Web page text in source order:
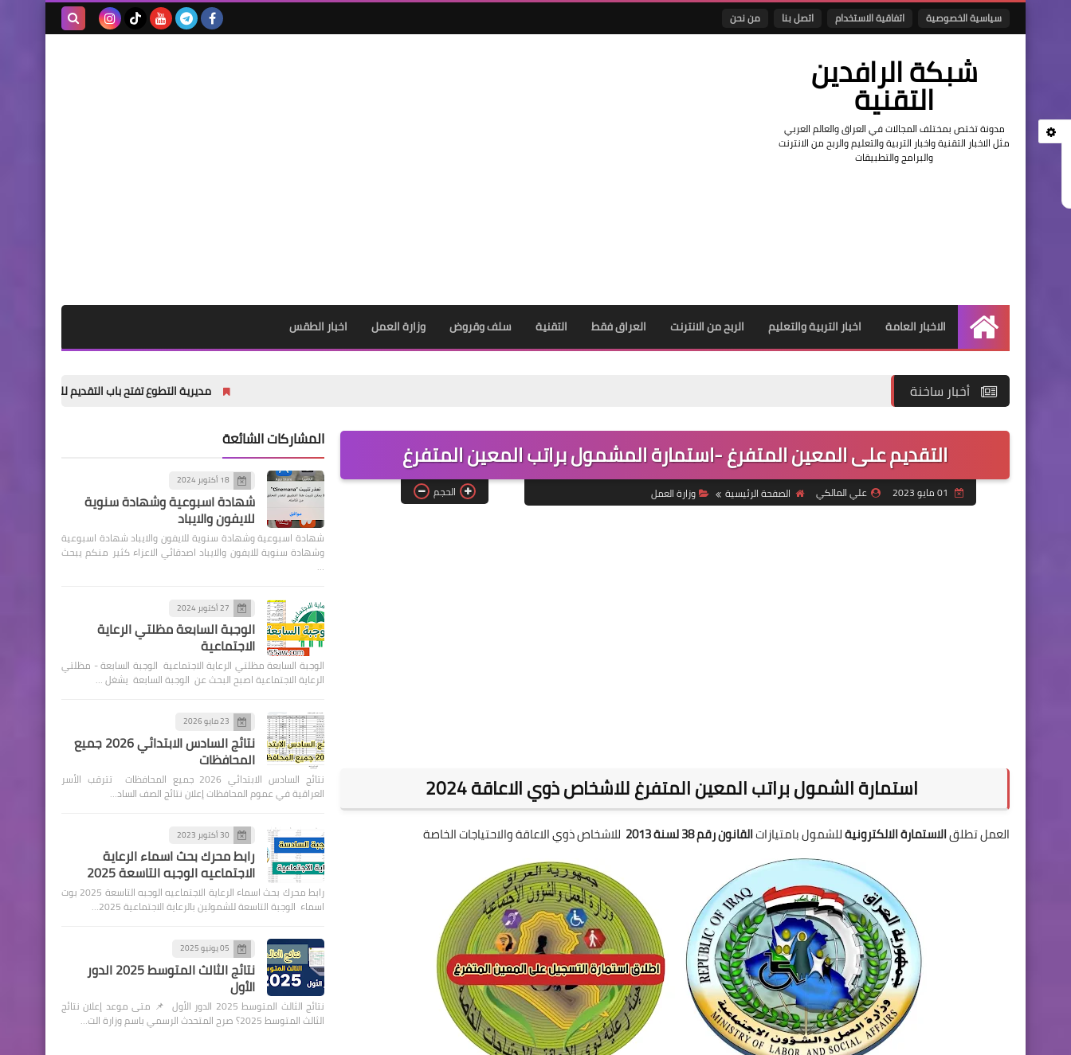
سياسية الخصوصية اتفاقية الاستخدام اتصل بنا من نحن
شبكة الرافدين
التقنية
مدونة تختص بمختلف المجالات في العراق والعالم العربي
مثل الاخبار التقنية واخبار التربية والتعليم والربح من الانترنت
والبرامج والتطبيقات
الرئيسية
الاخبار العامة اخبار التربية والتعليم الربح من الانترنت العراق فقط التقنية سلف وقروض وزارة العمل اخبار الطقس
أخبار ساخنة مديرية التطوع تفتح باب التقديم للدورة (32) للمعهد العالي للتطوير الأمني والإداري
التقديم على المعين المتفرغ -استمارة المشمول براتب المعين المتفرغ
علي المالكي الصفحة الرئيسية وزارة العمل الحجم
استمارة الشمول براتب المعين المتفرغ للاشخاص ذوي الاعاقة 2024
العمل تطلقالاستمارة الالكترونيةللشمول بامتيازاتالقانون رقم 38 لسنة 2013 للاشخاص ذوي الاعاقة والاحتياجات الخاصة
المشاركات الشائعة
18 أكتوبر 2024
شهادة اسبوعية وشهادة سنوية
للايفون والايباد
شهادة اسبوعية وشهادة سنوية للايفون والايباد شهادة اسبوعية
وشهادة سنوية للايفون والايباد اصدقائي الاعزاء كثير منكم يبحث
…
27 أكتوبر 2024
الوجبة السابعة مظلتي الرعاية
الاجتماعية
الوجبة السابعة مظلتي الرعاية الاجتماعية الوجبة السابعة - مظلتي
الرعاية الاجتماعية اصبح البحث عن الوجبة السابعة يشغل …
23 مايو 2026
نتائج السادس الابتدائي 2026 جميع
المحافظات
نتائج السادس الابتدائي 2026 جميع المحافظات تترقب الأسر
العراقية في عموم المحافظات إعلان نتائج الصف الساد…
30 أكتوبر 2023
رابط محرك بحث اسماء الرعاية
الاجتماعيه الوجبه التاسعة 2025
رابط محرك بحث اسماء الرعاية الاجتماعيه الوجبه التاسعة 2025 بوت
اسماء الوجبة التاسعة للشمولين بالرعاية الاجتماعية 2025…
05 يونيو 2025
نتائج الثالث المتوسط 2025 الدور
الأول
نتائج الثالث المتوسط 2025 الدور الأول 📌 متى موعد إعلان نتائج
الثالث المتوسط 2025؟ صرح المتحدث الرسمي باسم وزارة الت…